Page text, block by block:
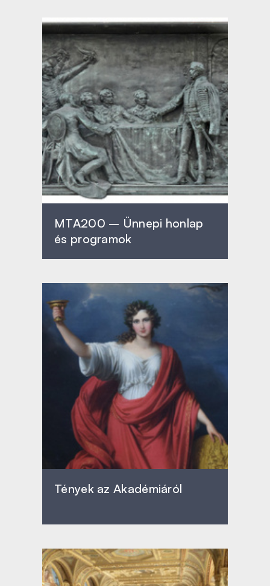
MTA200 – Ünnepi honlap
és programok
Tények az Akadémiáról